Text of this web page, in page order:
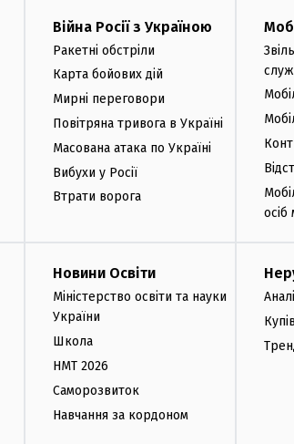
Війна Росії з Україною
Ракетні обстріли
Карта бойових дій
Мирні переговори
Повітряна тривога в Україні
Масована атака по Україні
Вибухи у Росії
Втрати ворога
осіб
Новини Освіти
Міністерство освіти та науки
України
Школа
НМТ 2026
Саморозвиток
Навчання за кордоном